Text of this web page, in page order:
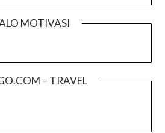
MOTIVASI
– TRAVEL